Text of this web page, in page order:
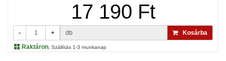
17 190 Ft
- + db
Kosárba
Raktáron , Szállítás 1-3 munkanap